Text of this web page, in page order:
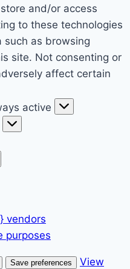
and/or access
to these technologies
such as browsing
site. Not consenting or
affect certain
active
vendors
purposes
Save preferences
View